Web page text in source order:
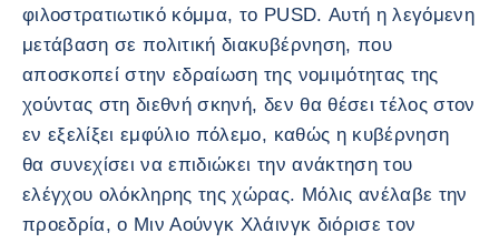
φιλοστρατιωτικό κόμμα, το PUSD. Αυτή η λεγόμενη
μετάβαση σε πολιτική διακυβέρνηση, που
αποσκοπεί στην εδραίωση της νομιμότητας της
χούντας στη διεθνή σκηνή, δεν θα θέσει τέλος στον
εν εξελίξει εμφύλιο πόλεμο, καθώς η κυβέρνηση
θα συνεχίσει να επιδιώκει την ανάκτηση του
ελέγχου ολόκληρης της χώρας. Μόλις ανέλαβε την
προεδρία, ο Μιν Αούνγκ Χλάινγκ διόρισε τον